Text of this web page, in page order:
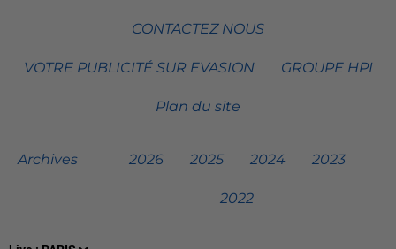
CONTACTEZ NOUS
VOTRE PUBLICITÉ SUR EVASION GROUPE HPI
Plan du site
Archives 2026 2025 2024 2023
2022